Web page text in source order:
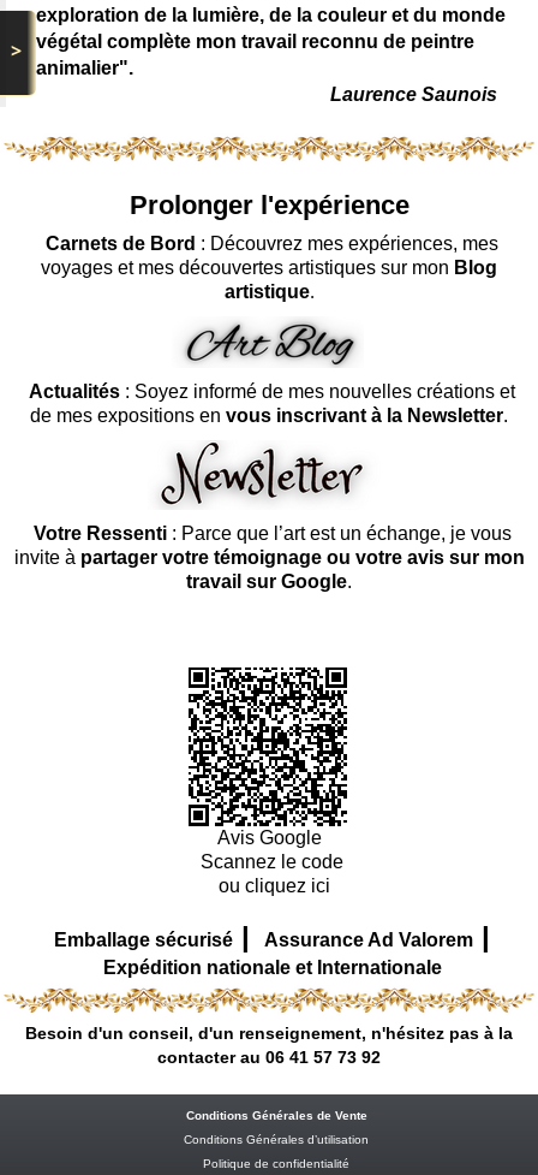
>
exploration de la lumière, de la couleur et du monde
végétal complète mon travail reconnu de peintre
animalier".
Laurence Saunois
Prolonger l'expérience
Carnets de Bord : Découvrez mes expériences, mes
voyages et mes découvertes artistiques sur mon Blog
artistique.
Actualités : Soyez informé de mes nouvelles créations et
de mes expositions en vous inscrivant à la Newsletter.
Votre Ressenti: Parce que l’art est un échange, je vous
invite à partager votre témoignage ou votre avis sur mon
travail sur Google.
Avis Google
Scannez le code
ou cliquez ici
Emballage sécurisé | Assurance Ad Valorem |
Expédition nationale et Internationale
Besoin d'un conseil, d'un renseignement, n'hésitez pas à la
contacter au 06 41 57 73 92
Conditions Générales de Vente
Conditions Générales d’utilisation
Politique de confidentialité